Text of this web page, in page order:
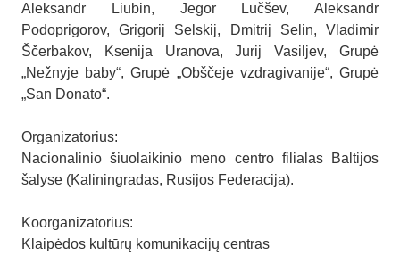
Aleksandr Liubin, Jegor Lučšev, Aleksandr
Podoprigorov, Grigorij Selskij, Dmitrij Selin, Vladimir
Ščerbakov, Ksenija Uranova, Jurij Vasiljev, Grupė
„Nežnyje baby“, Grupė „Obščeje vzdragivanije“, Grupė
„San Donato“.
Organizatorius:
Nacionalinio šiuolaikinio meno centro filialas Baltijos
šalyse (Kaliningradas, Rusijos Federacija).
Koorganizatorius:
Klaipėdos kultūrų komunikacijų centras